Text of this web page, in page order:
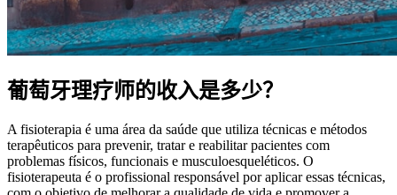
葡萄牙理疗师的收入是多少？
A fisioterapia é uma área da saúde que utiliza técnicas e métodos
terapêuticos para prevenir, tratar e reabilitar pacientes com
problemas físicos, funcionais e musculoesqueléticos. O
fisioterapeuta é o profissional responsável por aplicar essas técnicas,